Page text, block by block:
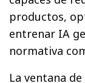
productos,
entrenar IA
normativa
La ventana